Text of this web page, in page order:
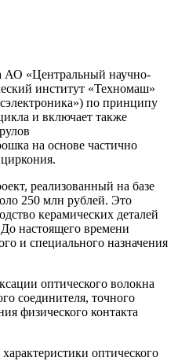
АО «Центральный научно-
институт «Техномаш»
по принципу
и включает также
на основе частично
реализованный на базе
250 млн рублей. Это
керамических деталей
настоящего времени
и специального назначения
оптического волокна
соединителя, точного
физического контакта
оптического